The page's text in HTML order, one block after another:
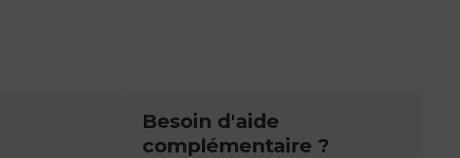
Besoin d'aide
complémentaire ?